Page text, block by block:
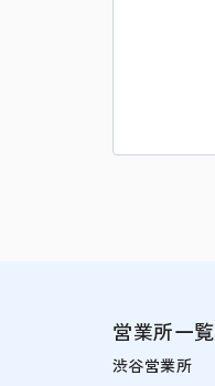
営業所一覧
渋谷営業所